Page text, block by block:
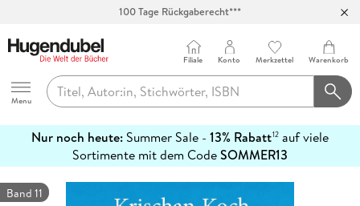
100 Tage Rückgaberecht***
Hugendubel
Menu
Filiale Konto Merkzettel Warenkorb
Nur noch heute: Summer Sale - 13% Rabatt12 auf viele
Sortimente mit dem CodeSOMMER13
erfahren
Band 11